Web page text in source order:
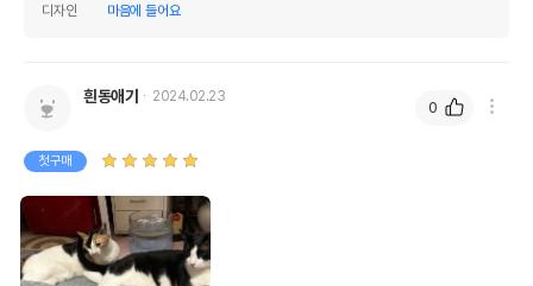
디자인
마음에 들어요
흰동애기 2024.02.23
첫구매
0